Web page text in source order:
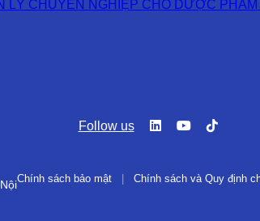
CHUYÊN NGHIỆP CHO DƯỢC PHẨM
Follow us
Chính sách bảo mật Chính sách và Quy định